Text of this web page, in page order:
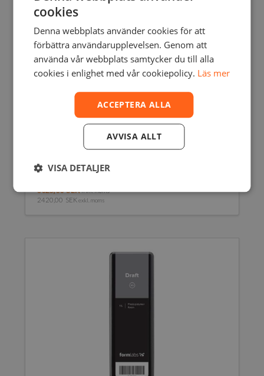
3025,00SEKinkl. moms
2420,00 SEK exkl. moms
cookies
Denna webbplats använder cookies för att
förbättra användarupplevelsen. Genom att
använda vår webbplats samtycker du till alla
cookies i enlighet med vår cookiepolicy. Läs mer
ACCEPTERA ALLA
AVVISA ALLT
VISA DETALJER